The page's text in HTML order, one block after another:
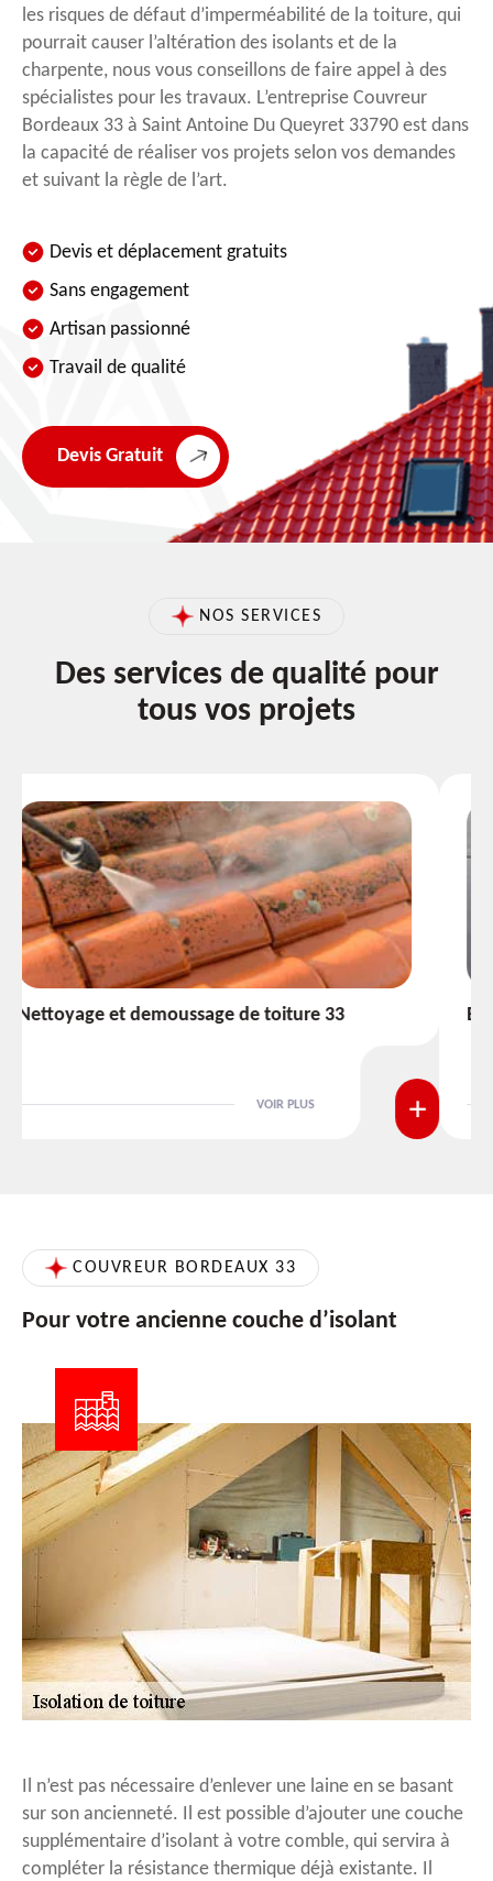
les risques de défaut d’imperméabilité de la toiture, qui
pourrait causer l’altération des isolants et de la
charpente, nous vous conseillons de faire appel à des
spécialistes pour les travaux. L’entreprise Couvreur
Bordeaux 33 à Saint Antoine Du Queyret 33790 est dans
la capacité de réaliser vos projets selon vos demandes
et suivant la règle de l’art.
Devis et déplacement gratuits
Sans engagement
Artisan passionné
Travail de qualité
Devis Gratuit
NOS SERVICES
Des services de qualité pour
tous vos projets
Etanchéité toiture 33
VOIR PLUS
COUVREUR BORDEAUX 33
Pour votre ancienne couche d’isolant
Il n’est pas nécessaire d’enlever une laine en se basant
sur son ancienneté. Il est possible d’ajouter une couche
supplémentaire d’isolant à votre comble, qui servira à
compléter la résistance thermique déjà existante. Il